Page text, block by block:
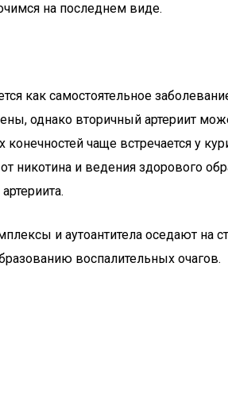
на последнем виде.
как самостоятельное
однако вторичный артериит
конечностей чаще встречается
никотина и ведения здорового
и аутоантитела оседают на
воспалительных очагов.